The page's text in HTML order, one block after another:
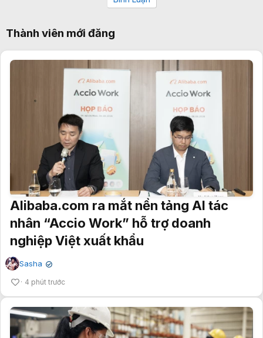
Thành viên mới đăng
Alibaba.com ra mắt nền tảng AI tác
nhân “Accio Work” hỗ trợ doanh
nghiệp Việt xuất khẩu
Sasha ✔
4 phút trước